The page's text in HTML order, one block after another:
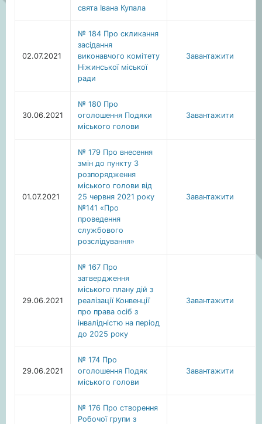
свята Івана Купала
02.07.2021
№ 184 Про скликання
засідання
виконавчого комітету
Ніжинської міської
ради
Завантажити
30.06.2021
№ 180 Про
оголошення Подяки
міського голови
Завантажити
01.07.2021
№ 179 Про внесення
змін до пункту 3
розпорядження
міського голови від
25 червня 2021 року
№141 «Про
проведення
службового
розслідування»
Завантажити
29.06.2021
№ 167 Про
затвердження
міського плану дій з
реалізації Конвенції
про права осіб з
інвалідністю на період
до 2025 року
Завантажити
29.06.2021
№ 174 Про
оголошення Подяк
міського голови
Завантажити
№ 176 Про створення
Робочої групи з